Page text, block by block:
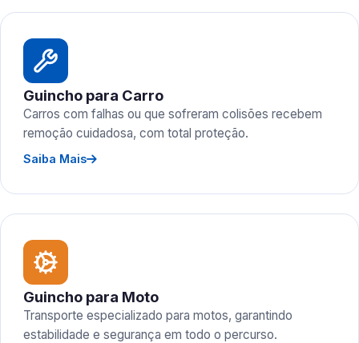
Guincho para Carro
Carros com falhas ou que sofreram colisões recebem
remoção cuidadosa, com total proteção.
Saiba Mais
Guincho para Moto
Transporte especializado para motos, garantindo
estabilidade e segurança em todo o percurso.